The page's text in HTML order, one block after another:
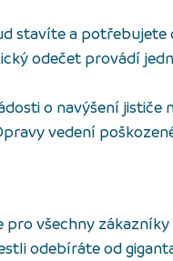
stavíte a potřebujete
odečet provádí
o navýšení jističe
vedení
všechny
odebíráte od